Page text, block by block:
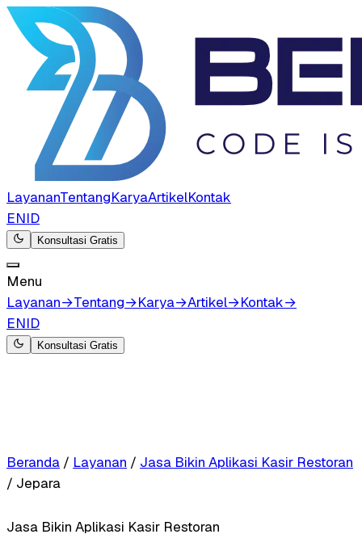
LayananTentangKaryaArtikelKontak
ENID
Konsultasi Gratis
Menu
Layanan→Tentang→Karya→Artikel→Kontak→
ENID
Konsultasi Gratis
Beranda / Layanan / Jasa Bikin Aplikasi Kasir Restoran
/ Jepara
Jasa Bikin Aplikasi Kasir Restoran